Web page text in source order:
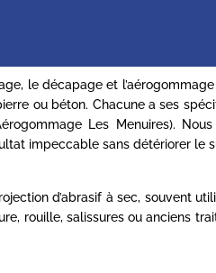
le décapage et
ou béton. Chacune a ses
Les Menuires).
impeccable sans détériorer le
d’abrasif à sec, souvent
rouille, salissures ou anciens